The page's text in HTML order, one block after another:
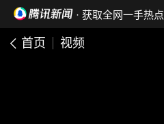
· 获取全网一手热点
首页 视频